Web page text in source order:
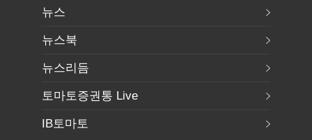
뉴스
뉴스북
뉴스리듬
토마토증권통 Live
IB토마토